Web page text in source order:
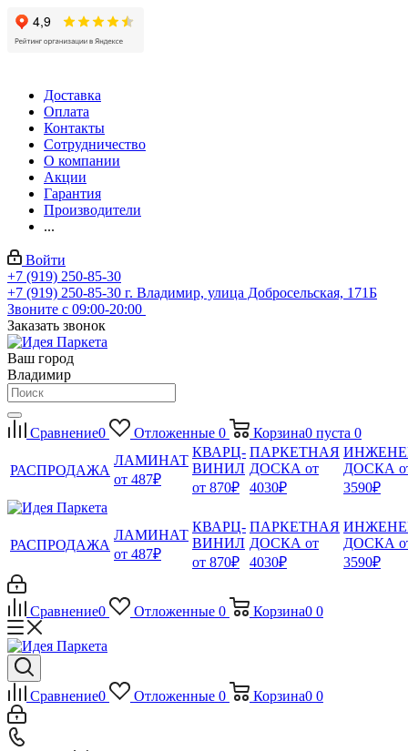
Доставка
Оплата
Контакты
Сотрудничество
О компании
Акции
Гарантия
Производители
...
Войти
+7 (919) 250-85-30
+7 (919) 250-85-30 г. Владимир, улица Добросельская, 171Б
Звоните с 09:00-20:00
Заказать звонок
Ваш город
Владимир
Сравнение0 Отложенные 0 Корзина0 пуста 0
РАСПРОДАЖА
ЛАМИНАТ
от 487₽
КВАРЦ-
ВИНИЛ
от 870₽
ПАРКЕТНАЯ
ДОСКА от
4030₽
ДОСКА
3590₽
РАСПРОДАЖА
ЛАМИНАТ
от 487₽
КВАРЦ-
ВИНИЛ
от 870₽
ПАРКЕТНАЯ
ДОСКА от
4030₽
ДОСКА
3590₽
Сравнение0 Отложенные 0 Корзина0 0
Сравнение0 Отложенные 0 Корзина0 0